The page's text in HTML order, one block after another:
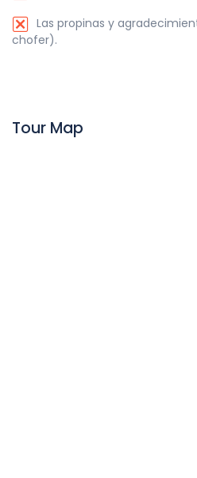
Las propinas y
chofer).
Tour Map